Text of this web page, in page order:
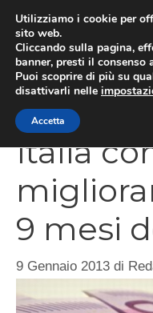
contenuto
Italia
9 mesi
9 Gennaio 2013 di
Utilizziamo i cookie per
sito web.
Cliccando sulla pagina,
banner, presti il consenso
Puoi scoprire di più su
disattivarli nelle
Accetta